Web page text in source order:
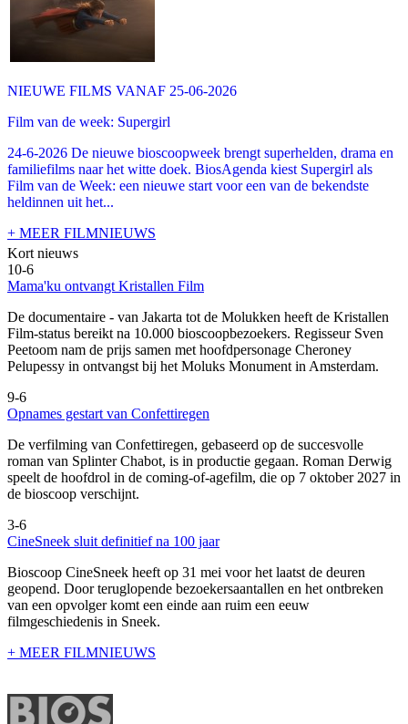
NIEUWE FILMS VANAF 25-06-2026
Film van de week: Supergirl
24-6-2026 De nieuwe bioscoopweek brengt superhelden, drama en
familiefilms naar het witte doek. BiosAgenda kiest Supergirl als
Film van de Week: een nieuwe start voor een van de bekendste
heldinnen uit het...
+ MEER FILMNIEUWS
Kort nieuws
10-6
Mama'ku ontvangt Kristallen Film
De documentaire - van Jakarta tot de Molukken heeft de Kristallen
Film-status bereikt na 10.000 bioscoopbezoekers. Regisseur Sven
Peetoom nam de prijs samen met hoofdpersonage Cheroney
Pelupessy in ontvangst bij het Moluks Monument in Amsterdam.
9-6
Opnames gestart van Confettiregen
De verfilming van Confettiregen, gebaseerd op de succesvolle
roman van Splinter Chabot, is in productie gegaan. Roman Derwig
speelt de hoofdrol in de coming-of-agefilm, die op 7 oktober 2027 in
de bioscoop verschijnt.
3-6
CineSneek sluit definitief na 100 jaar
Bioscoop CineSneek heeft op 31 mei voor het laatst de deuren
geopend. Door teruglopende bezoekersaantallen en het ontbreken
van een opvolger komt een einde aan ruim een eeuw
filmgeschiedenis in Sneek.
+ MEER FILMNIEUWS